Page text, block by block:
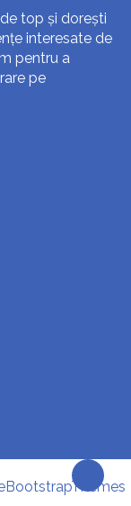
top și dorești
interesate de
pentru a
pe